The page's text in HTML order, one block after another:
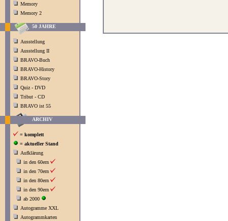
Memory
Memory 2
50 JAHRE
Ausstellung
Ausstellung II
BRAVO-Buch
BRAVO-History
BRAVO-Story
Quiz - DVD
Tribut - CD
BRAVO ist 55
ARCHIV
= komplett
= aktueller Stand
Aufklärung
in den 60ern
in den 70ern
in den 80ern
in den 90ern
ab 2000
Autogramme XXL
Autogrammkarten